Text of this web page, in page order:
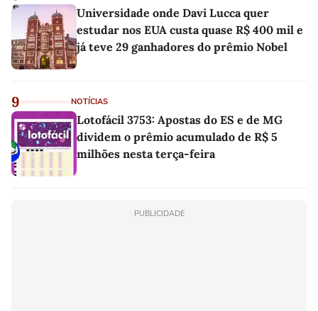
Universidade onde Davi Lucca quer
estudar nos EUA custa quase R$ 400 mil e
já teve 29 ganhadores do prêmio Nobel
9 NOTÍCIAS
Lotofácil 3753: Apostas do ES e de MG
dividem o prêmio acumulado de R$ 5
milhões nesta terça-feira
PUBLICIDADE